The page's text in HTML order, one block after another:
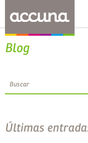
Blog
Últimas